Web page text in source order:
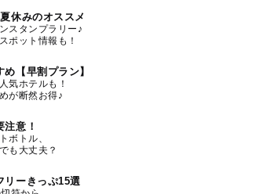
休みのオススメ
スタンプラリー♪
ポット情報も！
【早割プラン】
気ホテルも！
が断然お得♪
注意！
ボトル、
も大丈夫？
リーきっぷ15選